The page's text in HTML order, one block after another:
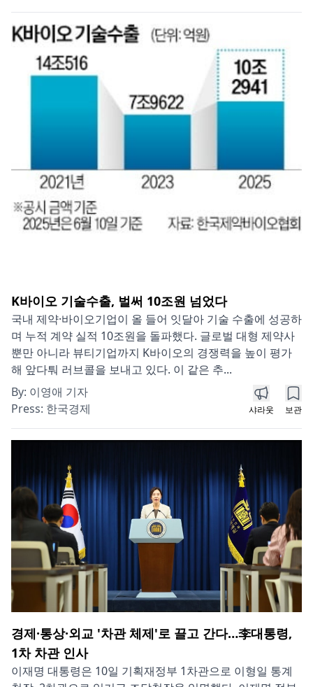
K바이오 기술수출, 벌써 10조원 넘었다
국내 제약·바이오기업이 올 들어 잇달아 기술 수출에 성공하
며 누적 계약 실적 10조원을 돌파했다. 글로벌 대형 제약사
뿐만 아니라 뷰티기업까지 K바이오의 경쟁력을 높이 평가
해 앞다퉈 러브콜을 보내고 있다. 이 같은 추...
By: 이영애 기자
Press: 한국경제 샤라웃 보관
경제·통상·외교 '차관 체제'로 끌고 간다…李대통령,
1차 차관 인사
이재명 대통령은 10일 기획재정부 1차관으로 이형일 통계